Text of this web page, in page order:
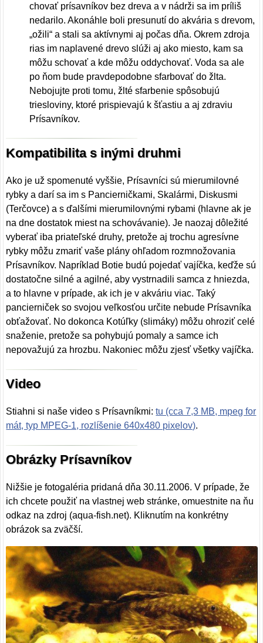
chovať prísavníkov bez dreva a v nádrži sa im príliš
nedarilo. Akonáhle boli presunutí do akvária s drevom,
„ožili“ a stali sa aktívnymi aj počas dňa. Okrem zdroja
rias im naplavené drevo slúži aj ako miesto, kam sa
môžu schovať a kde môžu oddychovať. Voda sa ale
po ňom bude pravdepodobne sfarbovať do žlta.
Nebojujte proti tomu, žlté sfarbenie spôsobujú
triesloviny, ktoré prispievajú k šťastiu a aj zdraviu
Prísavníkov.
Kompatibilita s inými druhmi
Ako je už spomenuté vyššie, Prísavníci sú mierumilovné
rybky a darí sa im s Pancierničkami, Skalármi, Diskusmi
(Terčovce) a s ďalšími mierumilovnými rybami (hlavne ak je
na dne dostatok miest na schovávanie). Je naozaj dôležité
vyberať iba priateľské druhy, pretože aj trochu agresívne
rybky môžu zmariť vaše plány ohľadom rozmnožovania
Prísavníkov. Napríklad Botie budú pojedať vajíčka, keďže sú
dostatočne silné a agilné, aby vystrnadili samca z hniezda,
a to hlavne v prípade, ak ich je v akváriu viac. Taký
pancierniček so svojou veľkosťou určite nebude Prísavníka
obťažovať. No dokonca Kotúľky (slimáky) môžu ohroziť celé
snaženie, pretože sa pohybujú pomaly a samce ich
nepovažujú za hrozbu. Nakoniec môžu zjesť všetky vajíčka.
Video
Stiahni si naše video s Prísavníkmi:tu (cca 7,3 MB, mpeg for
mát, typ MPEG-1, rozlíšenie 640x480 pixelov).
Obrázky Prísavníkov
Nižšie je fotogaléria pridaná dňa 30.11.2006. V prípade, že
ich chcete použiť na vlastnej web stránke, omuestnite na ňu
odkaz na zdroj (aqua-fish.net). Kliknutím na konkrétny
obrázok sa zväčší.